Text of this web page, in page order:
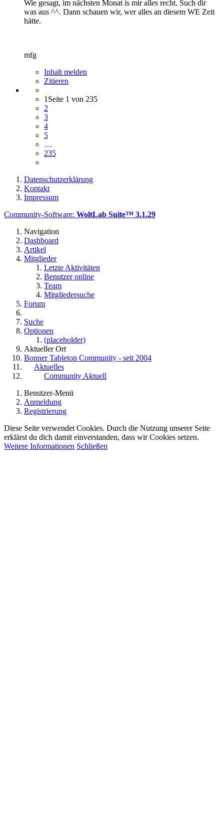
Wie gesagt, im nächsten Monat is mir alles recht. Such dir
was aus ^^. Dann schauen wir, wer alles an diesem WE Zeit
hätte.
mfg
Inhalt melden
Zitieren
1 Seite 1 von 235
2
3
4
5
…
235
Datenschutzerklärung
Kontakt
Impressum
Community-Software: WoltLab Suite™ 3.1.29
Navigation
Dashboard
Artikel
Mitglieder
Letzte Aktivitäten
Benutzer online
Team
Mitgliedersuche
Forum
Suche
Optionen
(placeholder)
Aktueller Ort
Bonner Tabletop Community - seit 2004
Aktuelles
Community Aktuell
Benutzer-Menü
Anmeldung
Registrierung
Diese Seite verwendet Cookies. Durch die Nutzung unserer Seite
erklärst du dich damit einverstanden, dass wir Cookies setzen.
Weitere Informationen Schließen